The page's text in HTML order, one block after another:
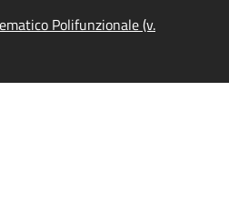
Polifunzionale (v.